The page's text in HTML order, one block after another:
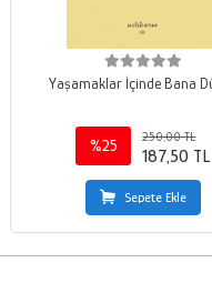
Yaşamaklar İçinde Bana
%25
250,00 TL
187,50 TL
Sepete Ekle